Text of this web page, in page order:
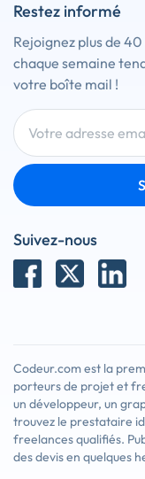
Restez informé
Rejoignez plus de
chaque semaine
votre boîte mail !
Suivez-nous
Codeur.com est la
porteurs de projet et
un développeur, un
trouvez le prestataire
freelances qualifiés.
des devis en quelques